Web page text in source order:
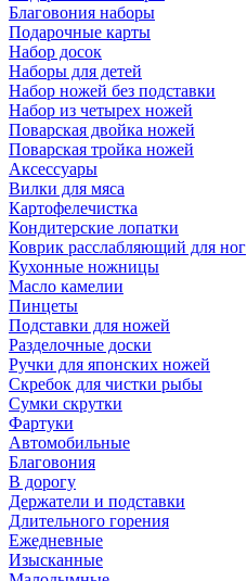
Благовония наборы
Подарочные карты
Набор досок
Наборы для детей
Набор ножей без подставки
Набор из четырех ножей
Поварская двойка ножей
Поварская тройка ножей
Аксессуары
Вилки для мяса
Картофелечистка
Кондитерские лопатки
Коврик расслабляющий для ног
Кухонные ножницы
Масло камелии
Пинцеты
Подставки для ножей
Разделочные доски
Ручки для японских ножей
Скребок для чистки рыбы
Сумки скрутки
Фартуки
Автомобильные
Благовония
В дорогу
Держатели и подставки
Длительного горения
Ежедневные
Изысканные